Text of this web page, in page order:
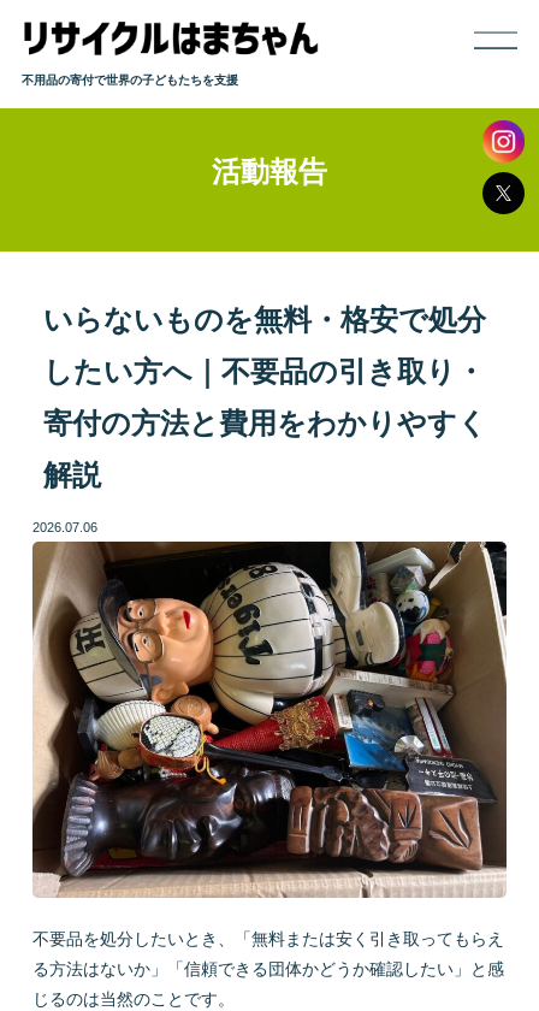
ホーム
寄付までの流れ
取り扱い品目
発送方法
会社概要
LINEで質問 お問い合わせ
プライバシーポリシー お問い合わせ
不用品の寄付で世界の子どもたちを支援
活動報告
いらないものを無料・格安で処分
したい方へ｜不要品の引き取り・
寄付の方法と費用をわかりやすく
解説
2026.07.06
不要品を処分したいとき、「無料または安く引き取ってもらえ
る方法はないか」「信頼できる団体かどうか確認したい」と感
じるのは当然のことです。